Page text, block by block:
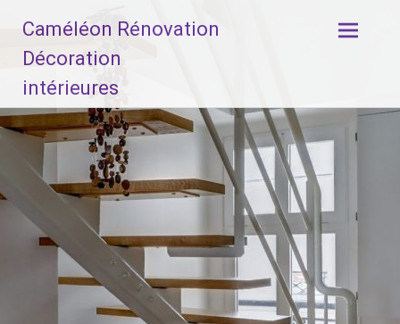
contenu
Caméléon Rénovation
Décoration
intérieures